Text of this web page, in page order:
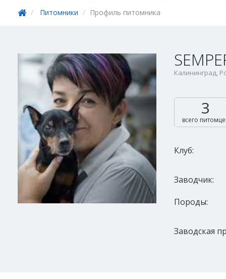
Питомники Профиль питомника
Калининград,
3
всего
Клуб:
Заводчик:
Породы:
Заводская